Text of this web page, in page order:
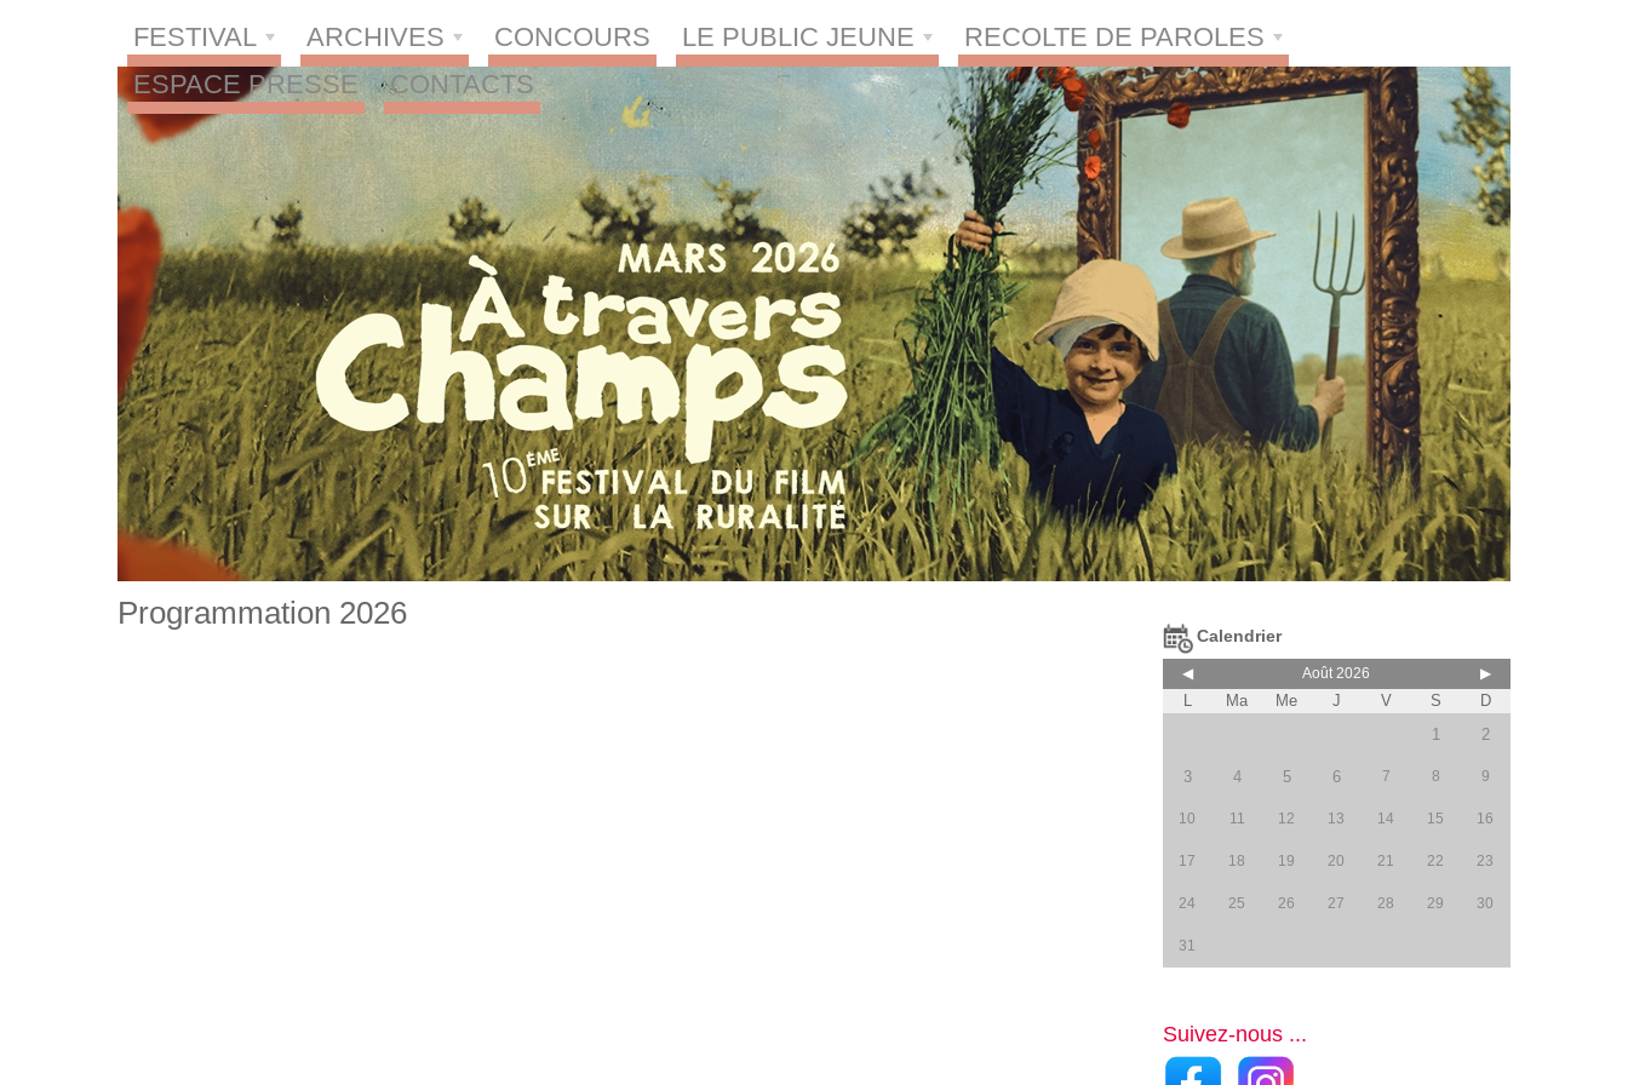
FESTIVAL ARCHIVES CONCOURS LE PUBLIC JEUNE
RECOLTE DE PAROLES
ESPACE PRESSE
CONTACTS
Programmation 2026
Calendrier
◀ Août 2026 ▶
L Ma Me J V S
D
1
2
3 4 5 6 7 8 9
10 11 12 13 14 15 16
17 18 19 20 21 22 23
24 25 26 27 28 29 30
31
Suivez-nous ...